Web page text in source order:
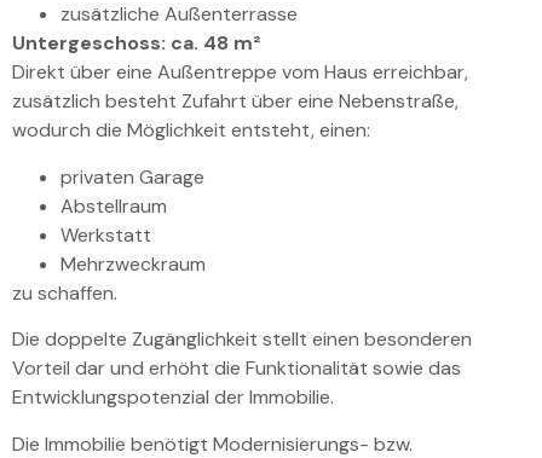
zusätzliche Außenterrasse
Untergeschoss: ca. 48 m²
Direkt über eine Außentreppe vom Haus erreichbar,
zusätzlich besteht Zufahrt über eine Nebenstraße,
wodurch die Möglichkeit entsteht, einen:
privaten Garage
Abstellraum
Werkstatt
Mehrzweckraum
zu schaffen.
Die doppelte Zugänglichkeit stellt einen besonderen
Vorteil dar und erhöht die Funktionalität sowie das
Entwicklungspotenzial der Immobilie.
Die Immobilie benötigt Modernisierungs- bzw.